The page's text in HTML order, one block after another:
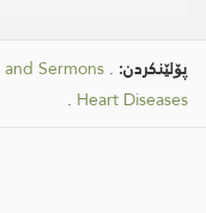
پۆلێنکردن: Sermons .
Heart Diseases
.